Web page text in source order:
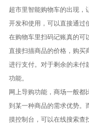
超市里智能购物车的出现，
开发和使用，可以直接通过
在购物车里扫码记账真的可
直接扫描商品的价格，购买
进行支付。对于剩余的未付
功能。
网上导购功能，商场一般都
到某一种商品的需求优势。
摸控制台，可以在线搜索查